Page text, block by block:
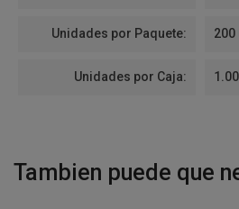
Unidades por Paquete: 200
Unidades por Caja:
Tambien puede que